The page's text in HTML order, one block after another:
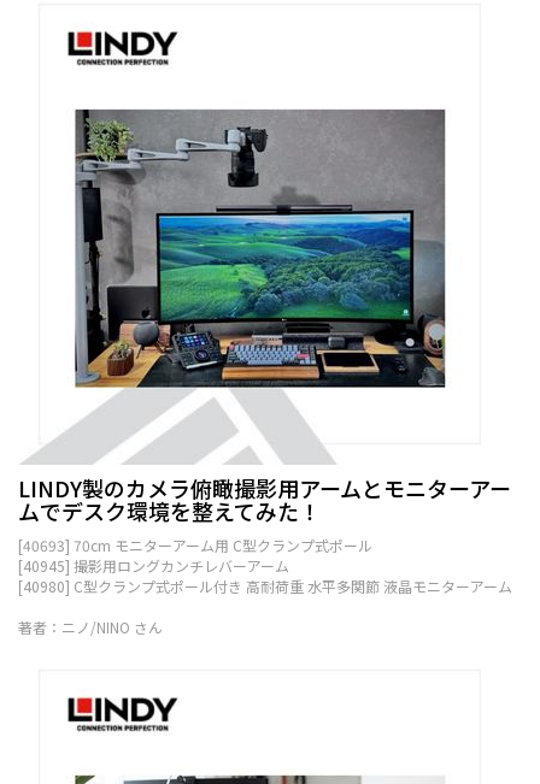
LINDY製のカメラ俯瞰撮影用アームとモニターアー
ムでデスク環境を整えてみた！
[40693] 70cm モニターアーム用 C型クランプ式ポール
[40945] 撮影用ロングカンチレバーアーム
[40980] C型クランプ式ポール付き 高耐荷重 水平多関節 液晶モニターアーム
著者：ニノ/NINO さん